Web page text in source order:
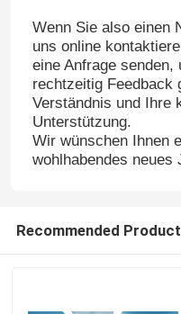
Wenn Sie also einen
uns online
eine Anfrage senden,
rechtzeitig Feedback
Verständnis und Ihre
Unterstützung.
Wir wünschen Ihnen
wohlhabendes neues
Recommended